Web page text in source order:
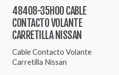
48408-35H00 CABLE
CONTACTO VOLANTE
CARRETILLA NISSAN
Cable Contacto Volante
Carretilla Nissan